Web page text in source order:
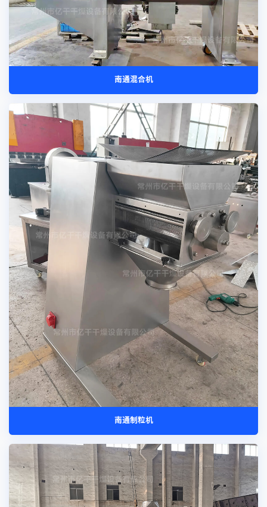
南通混合机
南通制粒机